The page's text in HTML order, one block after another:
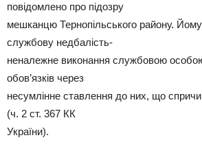
повідомлено про підозру
мешканцю Тернопільського району. Йому
службову недбалість-
неналежне виконання службовою
обов’язків через
несумлінне ставлення до них, що
(ч. 2 ст. 367 КК
України).